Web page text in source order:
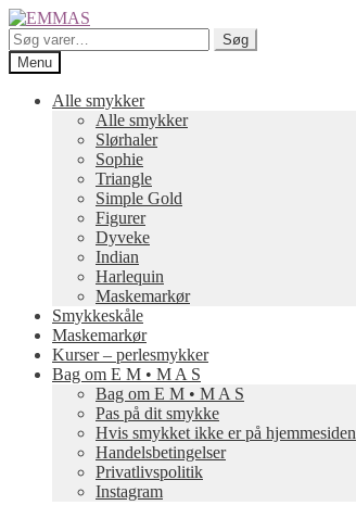
Spring
til
navigation
Spring
til
indhold
Søg
efter:
Søg
Menu
Alle smykker
Alle smykker
Slørhaler
Sophie
Triangle
Simple Gold
Figurer
Dyveke
Indian
Harlequin
Maskemarkør
Smykkeskåle
Maskemarkør
Kurser – perlesmykker
Bag om E M • M A S
Bag om E M • M A S
Pas på dit smykke
Hvis smykket ikke er på hjemmesiden
Handelsbetingelser
Privatlivspolitik
Instagram